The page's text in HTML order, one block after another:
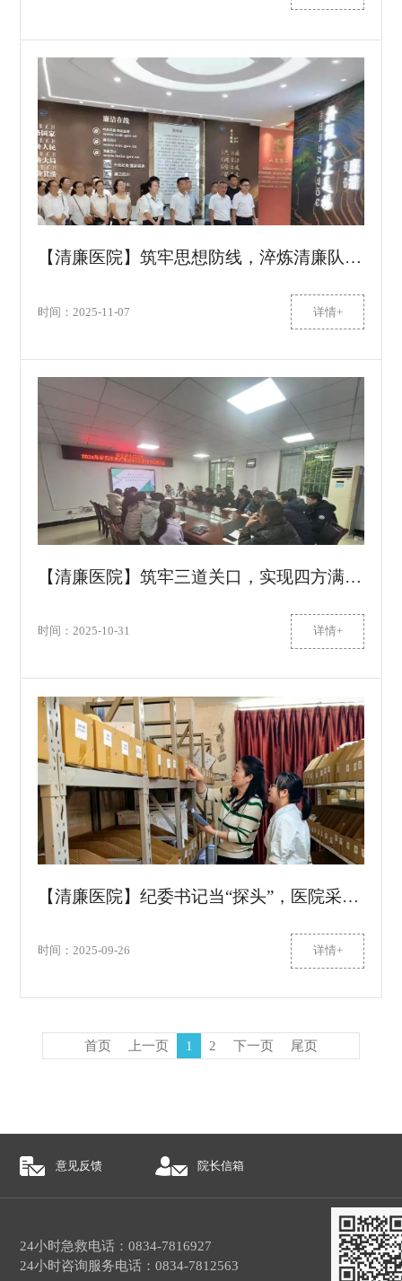
【清廉医院】筑牢思想防线，淬炼清廉队伍——甘洛县人民医院多维发力构建干部教育管理新格局
时间：2025-11-07 详情+
【清廉医院】筑牢三道关口，实现四方满意——以严管优服守护百姓用药安全
时间：2025-10-31 详情+
【清廉医院】纪委书记当“探头”，医院采购阳光照
时间：2025-09-26 详情+
首页 上一页 1 2 下一页 尾页
意见反馈 院长信箱
24小时急救电话：0834-7816927
24小时咨询服务电话：0834-7812563